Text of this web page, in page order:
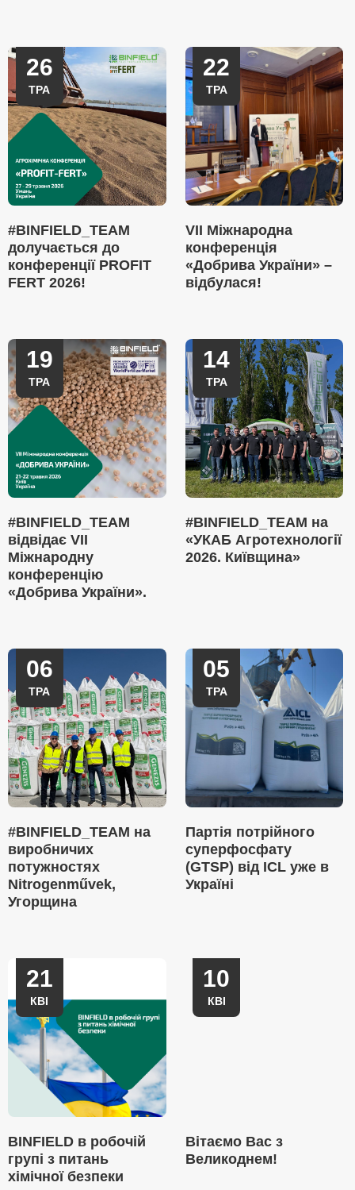
26
ТРА
#BINFIELD_TEAM
долучається до
конференції PROFIT
FERT 2026!
22
ТРА
VII Міжнародна
конференція
«Добрива України» –
відбулася!
19
ТРА
#BINFIELD_TEAM
відвідає VII
Міжнародну
конференцію
«Добрива України».
14
ТРА
#BINFIELD_TEAM на
«УКАБ Агротехнології
2026. Київщина»
06
ТРА
#BINFIELD_TEAM на
виробничих
потужностях
Nitrogenművek,
Угорщина
05
ТРА
Партія потрійного
суперфосфату
(GTSP) від ICL уже в
Україні
21
КВІ
BINFIELD в робочій
групі з питань
хімічної безпеки
10
КВІ
Вітаємо Вас з
Великоднем!